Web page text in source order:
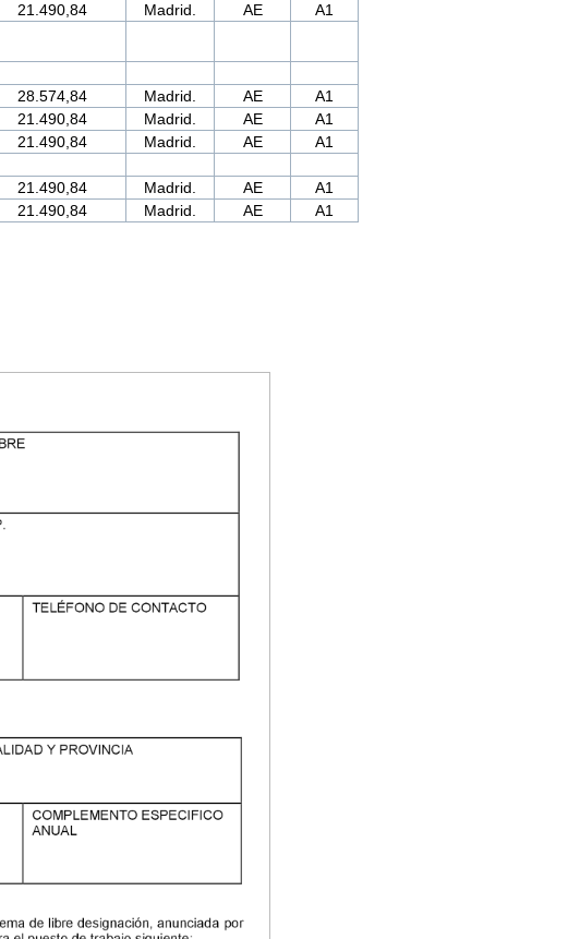
21.490,84 Madrid. AE
A1
28.574,84 Madrid. AE
A1
21.490,84 Madrid. AE
A1
21.490,84 Madrid. AE
A1
21.490,84 Madrid. AE
A1
21.490,84 Madrid. AE
A1